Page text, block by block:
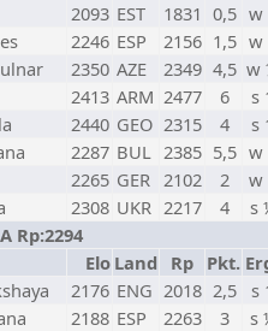
2093 EST 1831 0,5 w
2246 ESP 2156 1,5 w
2350 AZE 2349 4,5 w
2413 ARM 2477 6
s
2440 GEO 2315 4
s
2287 BUL 2385 5,5 w
2265 GER 2102 2
w
2308 UKR 2217 4
s
Rp:2294
Elo Land Rp Pkt.
2176 ENG 2018 2,5
s
2188 ESP 2263 3
s